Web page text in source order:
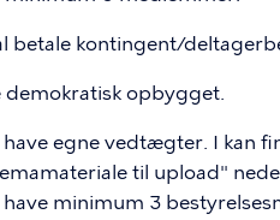
betale kontingent/
demokratisk opbygget.
have egne vedtægter. I kan
til upload"
have minimum 3